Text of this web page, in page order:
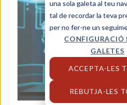
una sola galeta al teu
tal de recordar la teva
per no fer-ne un
CONFIGURACIÓ
GALETES
ACCEPTA-LES
REBUTJA-LES